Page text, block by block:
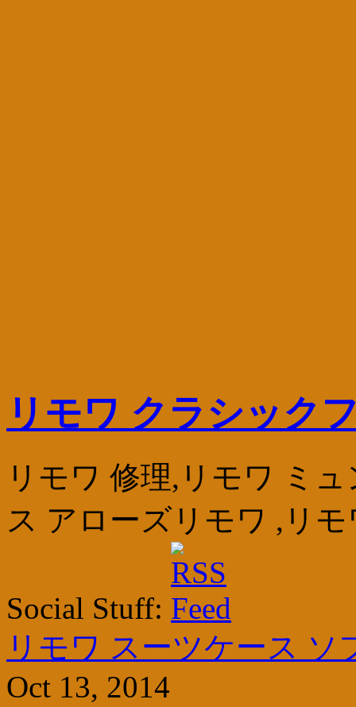
リモワ クラシック
リモワ 修理,リモワ ミ
ス アローズリモワ ,リ
Social Stuff:
リモワ スーツケース ソ
Oct 13, 2014